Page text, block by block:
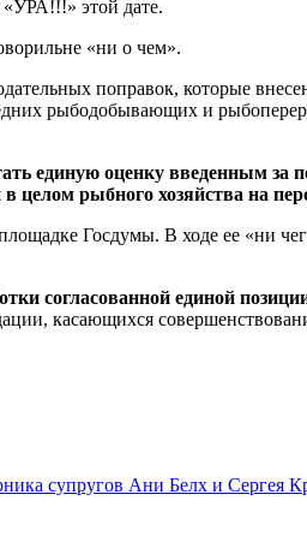
«УРА!!!» этой дате.
«ни о чем».
поправок, которые
рыбодобывающих и
единую оценку введенным за
целом рыбного хозяйства на
Госдумы. В ходе ее «ни
согласованной единой
касающихся
супругов Ани Белх и Сергея